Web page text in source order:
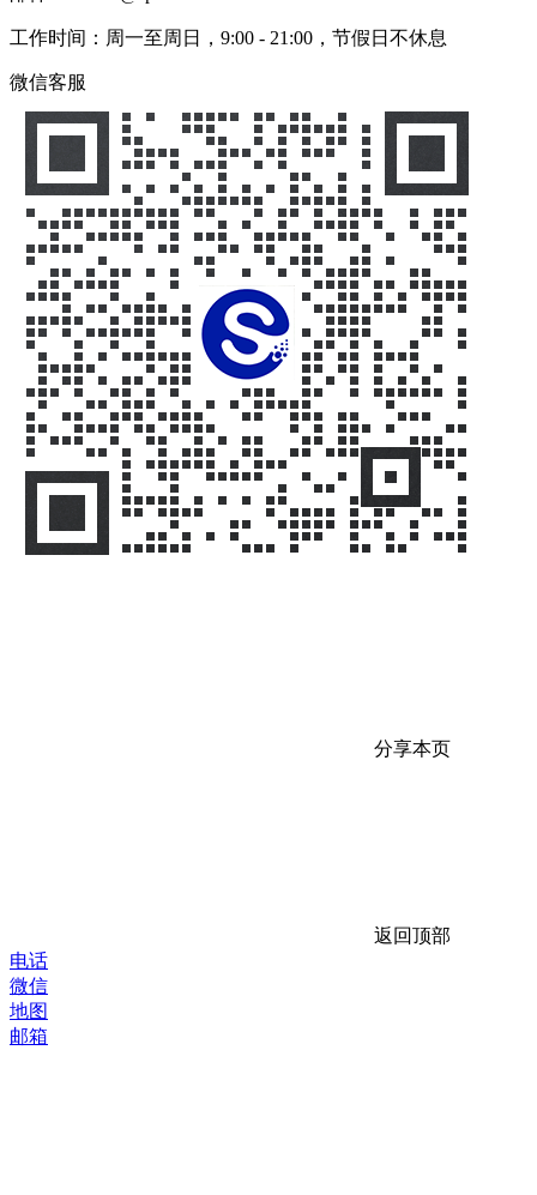
工作时间：周一至周日，9:00 - 21:00，节假日不休息
微信客服
分享本页
返回顶部
电话
微信
地图
邮箱